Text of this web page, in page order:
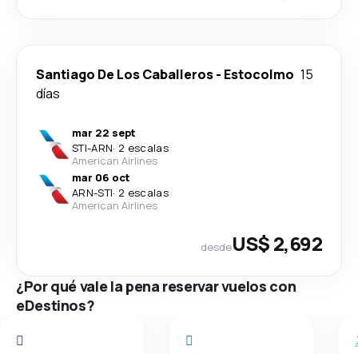
Santiago De Los Caballeros- Estocolmo 15
días
mar 22 sept
STI-ARN· 2 escalas
American Airlines
mar 06 oct
ARN-STI· 2 escalas
American Airlines
desdeUS$ 2,692
¿Por qué vale la pena reservar vuelos con
eDestinos?